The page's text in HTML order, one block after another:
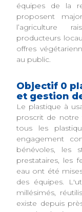
équipes de la
proposent
l’agriculture
producteurs
offres
au public.
Objectif 0
et gestion
Le plastique à
proscrit de notre
tous les
engagement
bénévoles, les
prestataires, les
eau ont été
des équipes.
millésimés,
existe depuis